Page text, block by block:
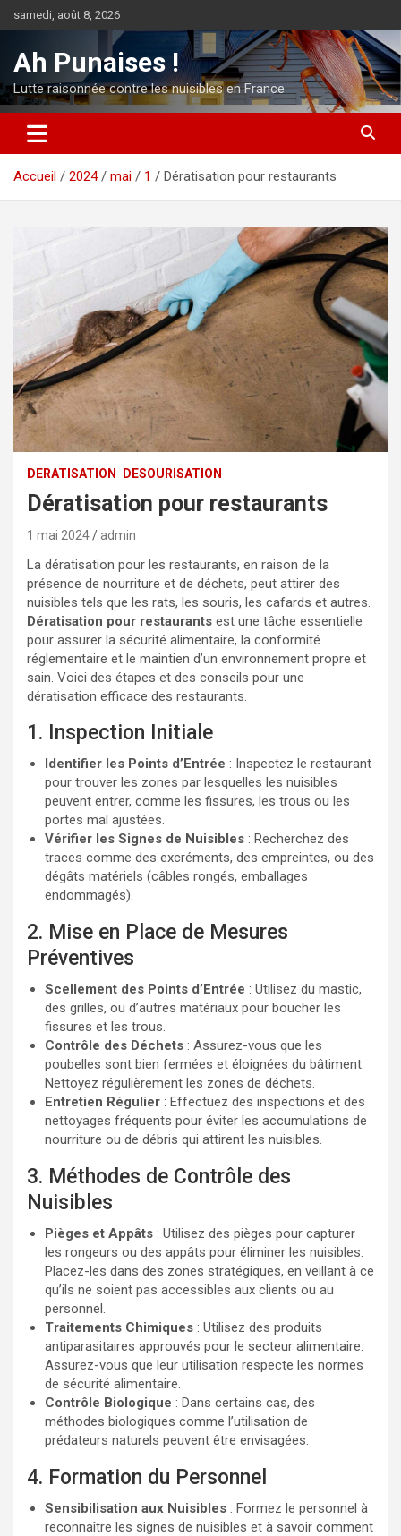
au
samedi, août 8, 2026
Ah Punaises !
Lutte raisonnée contre les nuisibles en France
Accueil 2024 mai 1 Dératisation pour restaurants
DERATISATION DESOURISATION
Dératisation pour restaurants
1 mai 2024 admin
La dératisation pour les restaurants, en raison de la
présence de nourriture et de déchets, peut attirer des
nuisibles tels que les rats, les souris, les cafards et autres.
Dératisation pour restaurants est une tâche essentielle
pour assurer la sécurité alimentaire, la conformité
réglementaire et le maintien d’un environnement propre et
sain. Voici des étapes et des conseils pour une
dératisation efficace des restaurants.
1. Inspection Initiale
Identifier les Points d’Entrée : Inspectez le restaurant
pour trouver les zones par lesquelles les nuisibles
peuvent entrer, comme les fissures, les trous ou les
portes mal ajustées.
Vérifier les Signes de Nuisibles : Recherchez des
traces comme des excréments, des empreintes, ou des
dégâts matériels (câbles rongés, emballages
endommagés).
2. Mise en Place de Mesures
Préventives
Scellement des Points d’Entrée : Utilisez du mastic,
des grilles, ou d’autres matériaux pour boucher les
fissures et les trous.
Contrôle des Déchets : Assurez-vous que les
poubelles sont bien fermées et éloignées du bâtiment.
Nettoyez régulièrement les zones de déchets.
Entretien Régulier : Effectuez des inspections et des
nettoyages fréquents pour éviter les accumulations de
nourriture ou de débris qui attirent les nuisibles.
3. Méthodes de Contrôle des
Nuisibles
Pièges et Appâts : Utilisez des pièges pour capturer
les rongeurs ou des appâts pour éliminer les nuisibles.
Placez-les dans des zones stratégiques, en veillant à ce
qu’ils ne soient pas accessibles aux clients ou au
personnel.
Traitements Chimiques : Utilisez des produits
antiparasitaires approuvés pour le secteur alimentaire.
Assurez-vous que leur utilisation respecte les normes
de sécurité alimentaire.
Contrôle Biologique : Dans certains cas, des
méthodes biologiques comme l’utilisation de
prédateurs naturels peuvent être envisagées.
4. Formation du Personnel
Sensibilisation aux Nuisibles : Formez le personnel à
reconnaître les signes de nuisibles et à savoir comment